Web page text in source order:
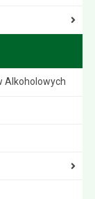
Alkoholowych